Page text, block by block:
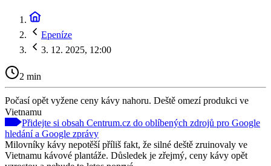
Epeníze
3. 12. 2025, 12:00
2 min
Počasí opět vyžene ceny kávy nahoru. Deště omezí produkci ve
Vietnamu
Přidejte si obsah Centrum.cz do oblíbených zdrojů pro Google
hledání a Google zprávy
Milovníky kávy nepotěší příliš fakt, že silné deště zruinovaly ve
Vietnamu kávové plantáže. Důsledek je zřejmý, ceny kávy opět